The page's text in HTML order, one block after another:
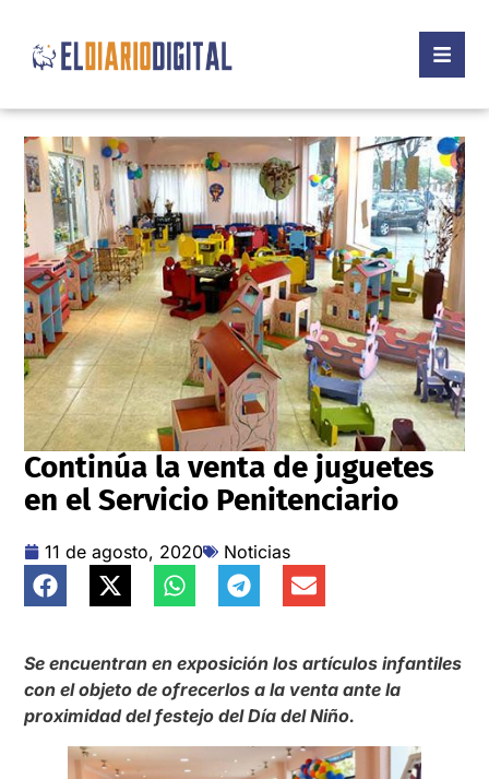
Continúa la venta de juguetes
en el Servicio Penitenciario
11 de agosto, 2020 Noticias
Se encuentran en exposición los artículos infantiles
con el objeto de ofrecerlos a la venta ante la
proximidad del festejo del Día del Niño.